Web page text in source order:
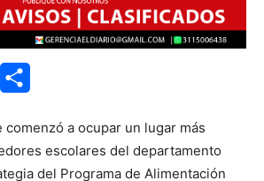
comenzó a ocupar un lugar más
escolares del departamento
del Programa de Alimentación